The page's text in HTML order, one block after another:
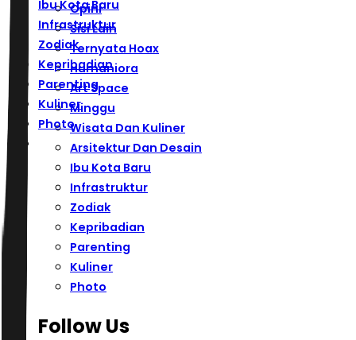
Ibu Kota Baru
Infrastruktur
Zodiak
Kepribadian
Parenting
Kuliner
Photo
Opini
Sisi Lain
Ternyata Hoax
Humaniora
Art Space
Minggu
Wisata Dan Kuliner
Arsitektur Dan Desain
Ibu Kota Baru
Infrastruktur
Zodiak
Kepribadian
Parenting
Kuliner
Photo
Follow Us